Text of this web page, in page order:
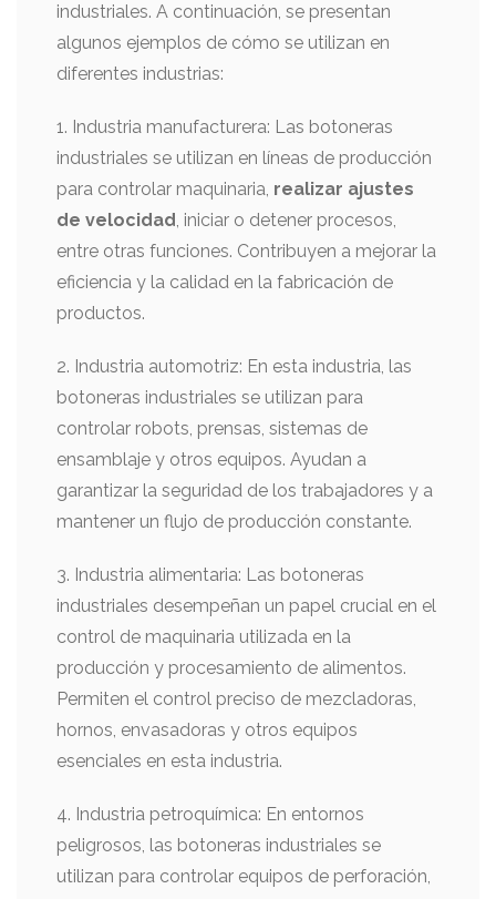
industriales. A continuación, se presentan
algunos ejemplos de cómo se utilizan en
diferentes industrias:
1. Industria manufacturera: Las botoneras
industriales se utilizan en líneas de producción
para controlar maquinaria, realizar ajustes
de velocidad, iniciar o detener procesos,
entre otras funciones. Contribuyen a mejorar la
eficiencia y la calidad en la fabricación de
productos.
2. Industria automotriz: En esta industria, las
botoneras industriales se utilizan para
controlar robots, prensas, sistemas de
ensamblaje y otros equipos. Ayudan a
garantizar la seguridad de los trabajadores y a
mantener un flujo de producción constante.
3. Industria alimentaria: Las botoneras
industriales desempeñan un papel crucial en el
control de maquinaria utilizada en la
producción y procesamiento de alimentos.
Permiten el control preciso de mezcladoras,
hornos, envasadoras y otros equipos
esenciales en esta industria.
4. Industria petroquímica: En entornos
peligrosos, las botoneras industriales se
utilizan para controlar equipos de perforación,